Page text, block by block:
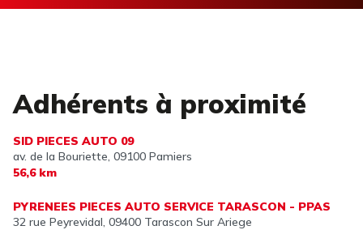
Adhérents à proximité
SID PIECES AUTO 09
av. de la Bouriette, 09100 Pamiers
56,6 km
PYRENEES PIECES AUTO SERVICE TARASCON - PPAS
32 rue Peyrevidal, 09400 Tarascon Sur Ariege